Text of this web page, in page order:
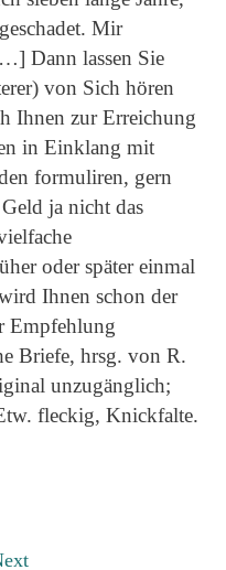
Mir
Dann lassen Sie
von Sich hören
Ihnen zur Erreichung
in Einklang mit
formuliren, gern
ja nicht das
oder später einmal
Ihnen schon der
Empfehlung
Briefe, hrsg. von R.
unzugänglich;
fleckig, Knickfalte.